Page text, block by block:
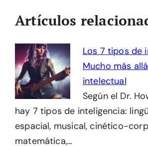
Artículos
Los 7 tipos de
Mucho más
intelectual
Según el Dr.
hay 7 tipos de inteligencia:
espacial, musical, cinético-
matemática,…